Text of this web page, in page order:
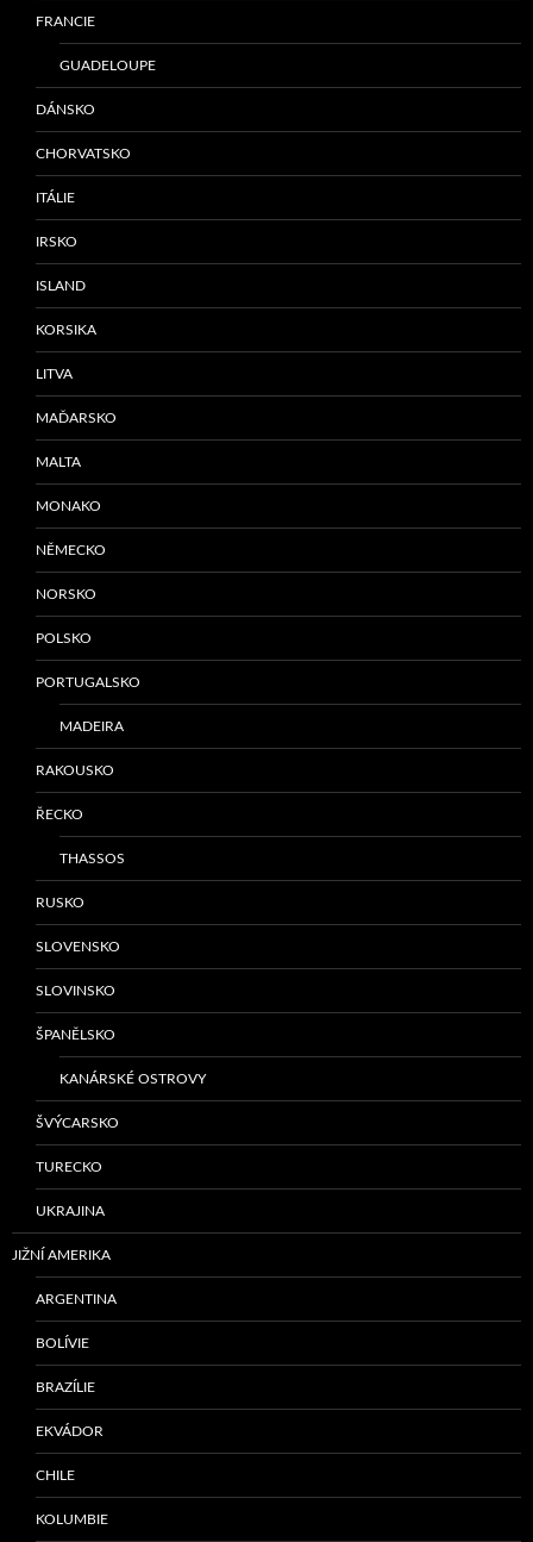
FRANCIE
GUADELOUPE
DÁNSKO
CHORVATSKO
ITÁLIE
IRSKO
ISLAND
KORSIKA
LITVA
MAĎARSKO
MALTA
MONAKO
NĚMECKO
NORSKO
POLSKO
PORTUGALSKO
MADEIRA
RAKOUSKO
ŘECKO
THASSOS
RUSKO
SLOVENSKO
SLOVINSKO
ŠPANĚLSKO
KANÁRSKÉ OSTROVY
ŠVÝCARSKO
TURECKO
UKRAJINA
JIŽNÍ AMERIKA
ARGENTINA
BOLÍVIE
BRAZÍLIE
EKVÁDOR
CHILE
KOLUMBIE